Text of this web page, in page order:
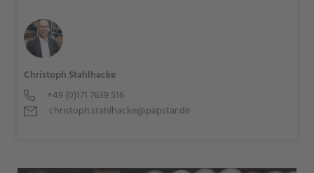
Christoph Stahlhacke
+49 (0)171 7639 516
christoph.stahlhacke@papstar.de